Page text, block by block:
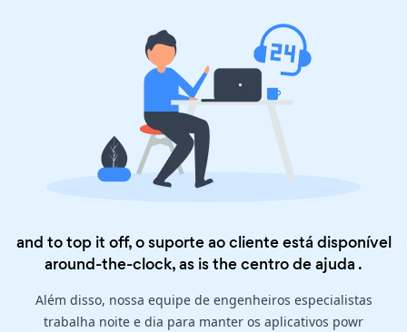
and to top it off, o suporte ao cliente está disponível
around-the-clock, as is thecentro de ajuda .
Além disso, nossa equipe de engenheiros especialistas
trabalha noite e dia para manter os aplicativos powr